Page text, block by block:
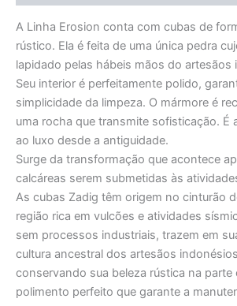
A Linha Erosion conta com cubas de
rústico. Ela é feita de uma única pedra
lapidado pelas hábeis mãos do artesãos
Seu interior é perfeitamente polido,
simplicidade da limpeza. O mármore é
uma rocha que transmite sofisticação. É
ao luxo desde a antiguidade.
Surge da transformação que acontece
calcáreas serem submetidas às
As cubas Zadig têm origem no cinturão
região rica em vulcões e atividades
sem processos industriais, trazem em
cultura ancestral dos artesãos
conservando sua beleza rústica na parte
polimento perfeito que garante a